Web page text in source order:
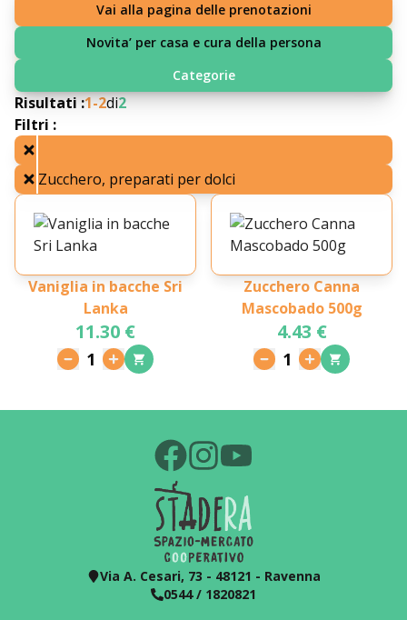
Vai alla pagina delle prenotazioni
Novita’ per casa e cura della persona
Categorie
Risultati :1-2di2
Filtri :
Zucchero, preparati per dolci
Vaniglia in bacche Sri
Lanka
11.30 €
1
Zucchero Canna
Mascobado 500g
4.43 €
1
Via A. Cesari, 73 - 48121 - Ravenna
0544 / 1820821